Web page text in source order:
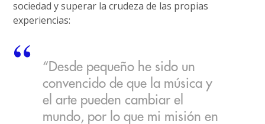
sociedad y superar la crudeza de las propias
experiencias:
“Desde pequeño he sido un
convencido de que la música y
el arte pueden cambiar el
mundo, por lo que mi misión en